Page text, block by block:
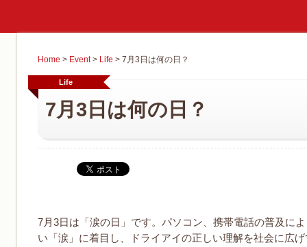
Home > Event> Life > 7月3日は何の日？
Life
7月3日は何の日？
7月3日は「涙の日」です。パソコン、携帯電話の普及に
い「涙」に着目し、ドライアイの正しい理解を社会に広